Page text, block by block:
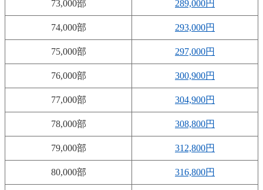
73,000部 289,000円
74,000部 293,000円
75,000部 297,000円
76,000部 300,900円
77,000部 304,900円
78,000部 308,800円
79,000部 312,800円
80,000部 316,800円